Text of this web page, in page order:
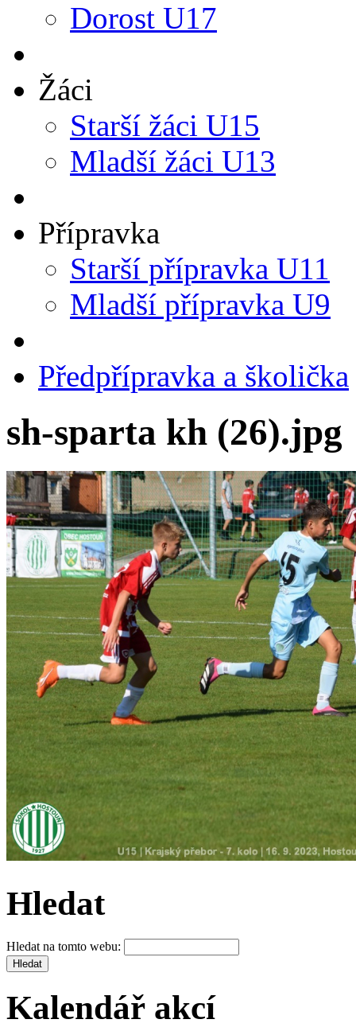
Dorost U17
Žáci
Starší žáci U15
Mladší žáci U13
Přípravka
Starší přípravka U11
Mladší přípravka U9
Předpřípravka a školička
sh-sparta kh (26).jpg
Hledat
Hledat na tomto webu:
Kalendář akcí